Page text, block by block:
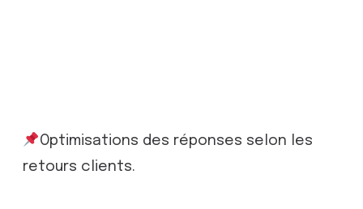
Optimisations des réponses selon les
retours clients.